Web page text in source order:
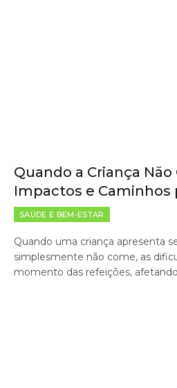
Quando a Criança
Impactos e Caminhos
SAÚDE E BEM-ESTAR
Quando uma criança apresenta
simplesmente não come, as
momento das refeições,